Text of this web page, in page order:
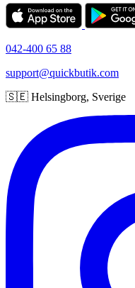
042-400 65 88
support@quickbutik.com
🇸🇪 Helsingborg, Sverige